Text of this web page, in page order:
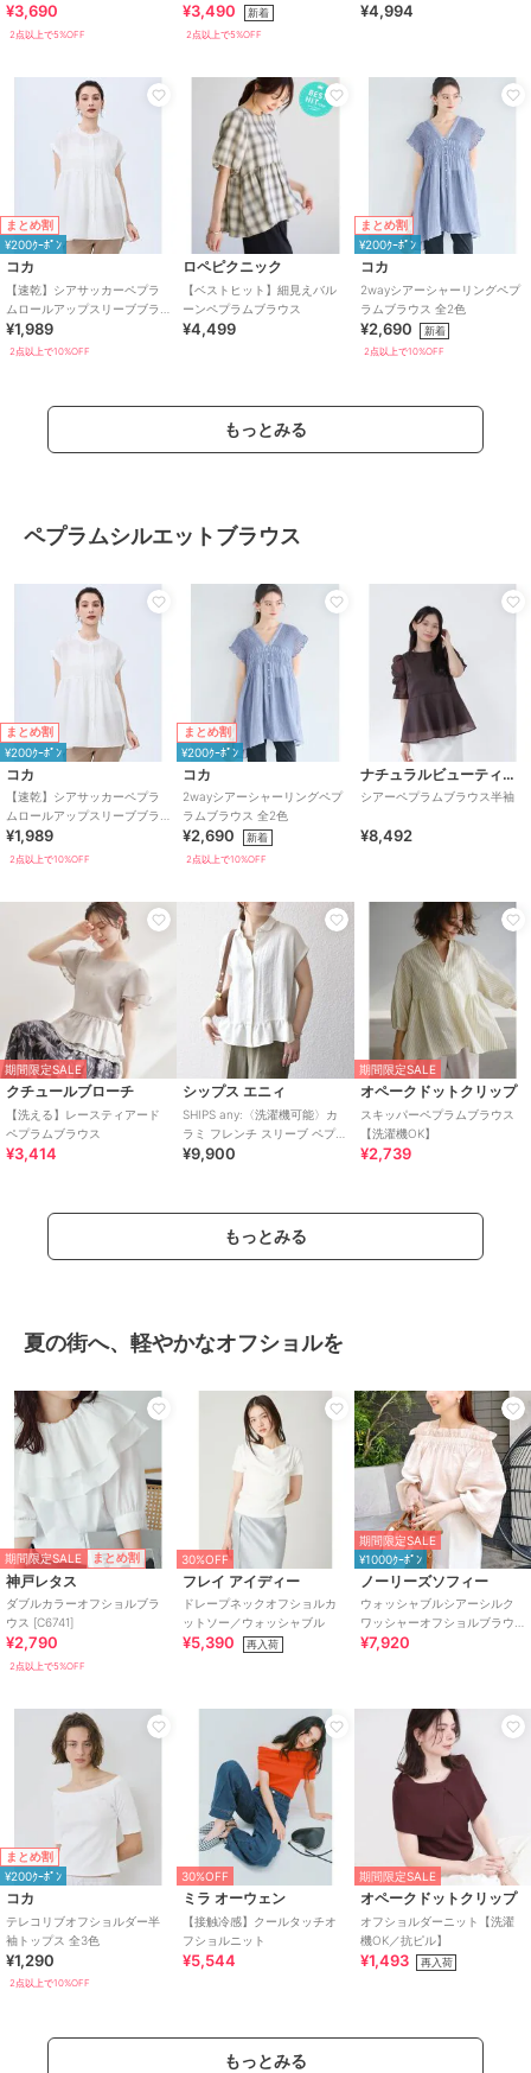
¥3,690
2点以上で5%OFF
¥3,490 新着
2点以上で5%OFF
¥4,994
まとめ割
¥200ｸｰﾎﾟﾝ
コカ
【速乾】シアサッカーペプラ
ムロールアップスリーブブラ
ウス 全2色
¥1,989
2点以上で10%OFF
ロペピクニック
【ベストヒット】細見えバル
ーンペプラムブラウス
¥4,499
まとめ割
¥200ｸｰﾎﾟﾝ
コカ
2wayシアーシャーリングペプ
ラムブラウス 全2色
¥2,690 新着
2点以上で10%OFF
もっとみる
ペプラムシルエットブラウス
まとめ割
¥200ｸｰﾎﾟﾝ
コカ
【速乾】シアサッカーペプラ
ムロールアップスリーブブラ
ウス 全2色
¥1,989
2点以上で10%OFF
まとめ割
¥200ｸｰﾎﾟﾝ
コカ
2wayシアーシャーリングペプ
ラムブラウス 全2色
¥2,690 新着
2点以上で10%OFF
ナチュラルビューティーベーシック
シアーペプラムブラウス半袖
¥8,492
期間限定SALE
クチュールブローチ
【洗える】レースティアード
ペプラムブラウス
¥3,414
シップス エニィ
SHIPS any:〈洗濯機可能〉カ
ラミ フレンチ スリーブ ペプラ
ム シャツ ブラウス
¥9,900
期間限定SALE
オペークドットクリップ
スキッパーペプラムブラウス
【洗濯機OK】
¥2,739
もっとみる
夏の街へ、軽やかなオフショルを
期間限定SALE まとめ割
神戸レタス
ダブルカラーオフショルブラ
ウス [C6741]
¥2,790
2点以上で5%OFF
30%OFF
フレイ アイディー
ドレープネックオフショルカ
ットソー／ウォッシャブル
¥5,390 再入荷
期間限定SALE
¥1000ｸｰﾎﾟﾝ
ノーリーズソフィー
ウォッシャブルシアーシルク
ワッシャーオフショルブラウ
ス
¥7,920
まとめ割
¥200ｸｰﾎﾟﾝ
コカ
テレコリブオフショルダー半
袖トップス 全3色
¥1,290
2点以上で10%OFF
30%OFF
ミラ オーウェン
【接触冷感】クールタッチオ
フショルニット
¥5,544
期間限定SALE
オペークドットクリップ
オフショルダーニット【洗濯
機OK／抗ピル】
¥1,493 再入荷
もっとみる